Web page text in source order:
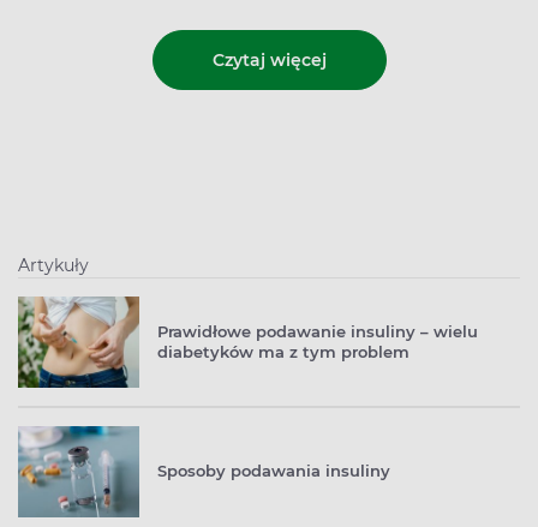
Czytaj więcej
Artykuły
Prawidłowe podawanie insuliny – wielu
diabetyków ma z tym problem
Sposoby podawania insuliny